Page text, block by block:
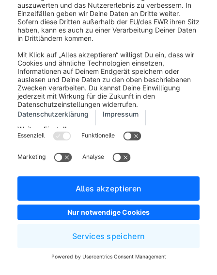
composer update
Hier sind auch die Versionen von
shopware/administration, -
storefront, elasticsearch und
weiteres konfigurierbar.
aus:
bin/console system:update:finish
War dieser Artikel hilfreich?